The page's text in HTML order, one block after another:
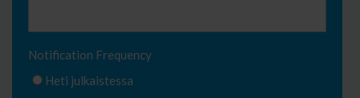
Notification Frequency
Heti julkaistessa